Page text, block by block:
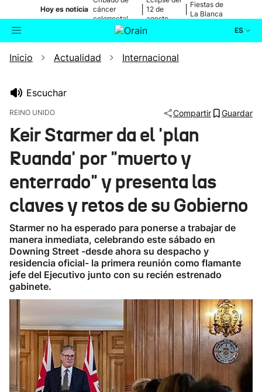
Hoy es noticia cáncer
colorrectal
12 de
agosto
Fiestas de
La Blanca
ES
Buscador Actualidad
Ikusmiran
Eguraldia
Inicio Actualidad Internacional
Escuchar
REINO UNIDO Compartir Guardar
Keir Starmer da el 'plan
Ruanda' por "muerto y
enterrado" y presenta las
claves y retos de su Gobierno
Starmer no ha esperado para ponerse a trabajar de
manera inmediata, celebrando este sábado en
Downing Street -desde ahora su despacho y
residencia oficial- la primera reunión como flamante
jefe del Ejecutivo junto con su recién estrenado
gabinete.